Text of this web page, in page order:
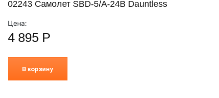
02243 Самолет SBD-5/A-24B Dauntless
Цена:
4 895 Р
В корзину